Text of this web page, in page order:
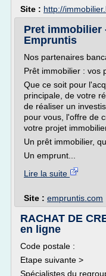
Site : http://
Pret immobilier
Empruntis
Nos partenaires
Prêt immobilier : vos
Que ce soit pour
principale, de votre
de réaliser un
pour vous, l'offre de
votre projet
Un prêt immobilier,
Un emprunt...
Lire la suite
Site : empruntis.com
RACHAT DE
en ligne
Code postale :
Etape suivante >
Spécialistes du